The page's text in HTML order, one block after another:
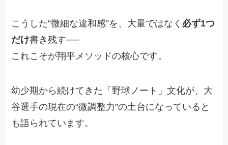
こうした“微細な違和感”を、大量ではなく 必ず1つ
だけ書き残す──
これこそが翔平メソッドの核心です。
幼少期から続けてきた「野球ノート」文化が、大
谷選手の現在の“微調整力”の土台になっていると
も語られています。